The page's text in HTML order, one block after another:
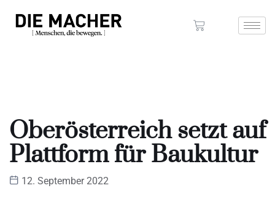
Oberösterreich setzt auf
Plattform für Baukultur
12. September 2022